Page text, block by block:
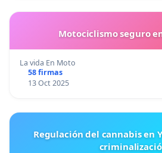
Motociclismo seguro
La vida En Moto
58 firmas
13 Oct 2025
Regulación del cannabis en